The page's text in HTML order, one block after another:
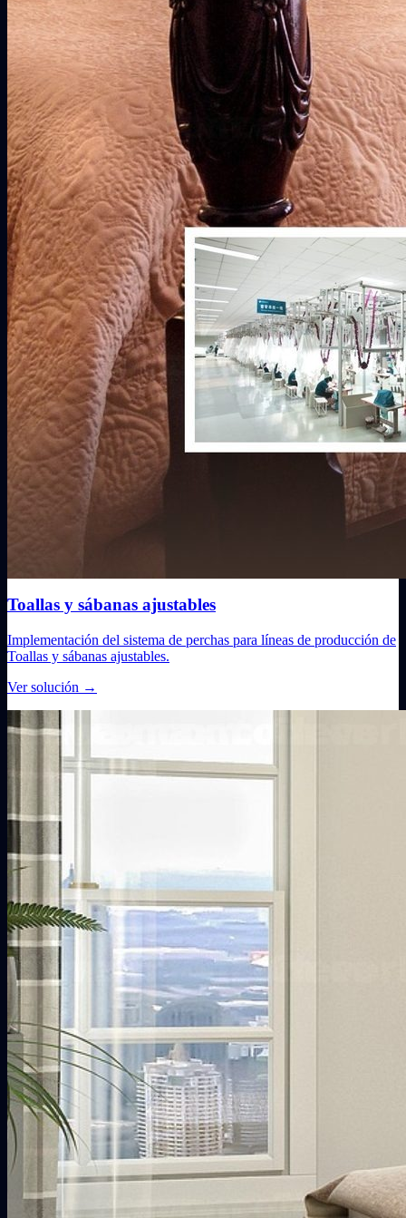
Toallas y sábanas ajustables
Implementación del sistema de perchas para líneas de producción de
Toallas y sábanas ajustables.
Ver solución →